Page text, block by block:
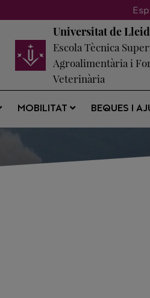
Universitat de
Escola Tècnica
Agroalimentària i
Veterinària
MOBILITAT BEQUES I